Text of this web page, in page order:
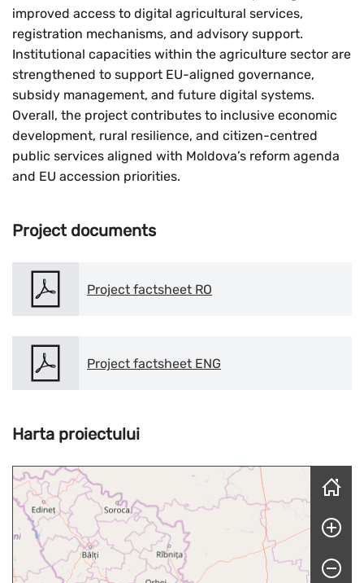
improved access to digital agricultural services,
registration mechanisms, and advisory support.
Institutional capacities within the agriculture sector are
strengthened to support EU-aligned governance,
subsidy management, and future digital systems.
Overall, the project contributes to inclusive economic
development, rural resilience, and citizen-centred
public services aligned with Moldova’s reform agenda
and EU accession priorities.
Project documents
Project factsheet RO
Project factsheet ENG
Harta proiectului
Skip map